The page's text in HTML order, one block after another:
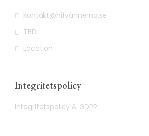
kontakt@hifvännerna.se
TBD
Location
Integritetspolicy
Integritetspolicy & GDPR